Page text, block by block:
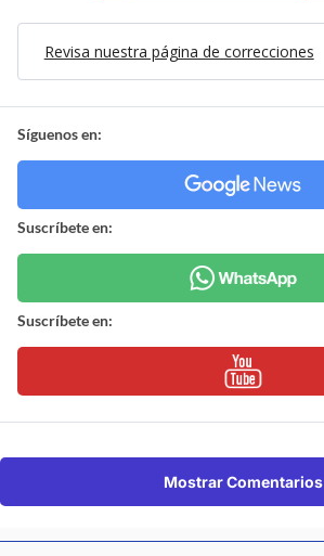
Revisa nuestra página de correcciones
Síguenos en:
Suscríbete en:
Suscríbete en:
Mostrar Comentarios